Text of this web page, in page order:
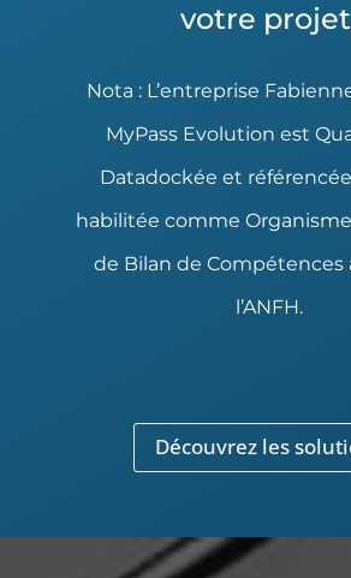
votre
Nota : L’entreprise
MyPass Evolution est
Datadockée et référencée
habilitée comme
de Bilan de Compétences
l’ANFH.
Découvrez les